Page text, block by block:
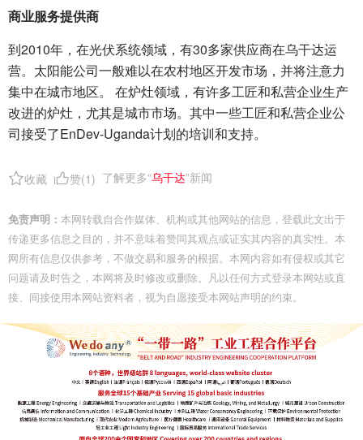
商业服务提供商
到2010年，在光伏系统领域，有30多家供应商在乌干达运
营。太阳能公司一般难以在农村地区开发市场，并将注意力
集中在城市地区。 在炉灶领域，有许多工匠和私营企业生产
改进的炉灶，尤其是城市市场。其中一些工匠和私营企业公
司接受了EnDev-Uganda计划的培训和支持。
收藏 赞(1 ) 了解更多“乌干达”新闻
免责声明： 本网转载自合作媒体、机构或其他网站的信息，登载此文出于
传递更多信息之目的，并不意味着赞同其观点或证实其内容的真实性。本
网所有信息仅供参考，不做交易和服务的根据。本网内容如有侵权或其它
问题请及时告之，本网将及时修改或删除。凡以任何方式登录本网站或直
接、间接使用本网站资料者，视为自愿接受本网站声明的约束。